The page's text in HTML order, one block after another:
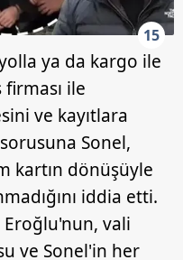
15
ya da kargo ile
ile
ve kayıtlara
Sonel,
kartın dönüşüyle
iddia etti.
Eroğlu'nun, vali
ve Sonel'in her